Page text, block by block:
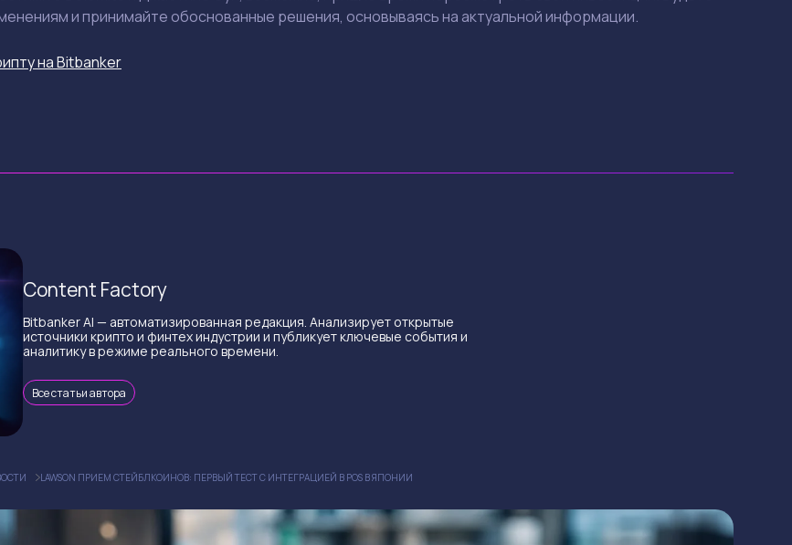
и принимайте обоснованные решения, основываясь на актуальной информации.
на Bitbanker
Content Factory
Bitbanker AI — автоматизированная редакция. Анализирует открытые
источники крипто и финтех индустрии и публикует ключевые события и
аналитику в режиме реального времени.
Все статьи автора
LAWSON ПРИЕМ СТЕЙБЛКОИНОВ: ПЕРВЫЙ ТЕСТ С ИНТЕГРАЦИЕЙ В POS В ЯПОНИИ